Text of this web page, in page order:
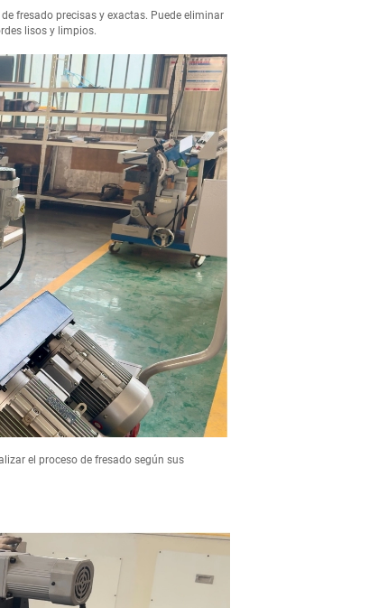
fresado precisas y exactas. Puede eliminar
lisos y limpios.
el proceso de fresado según sus